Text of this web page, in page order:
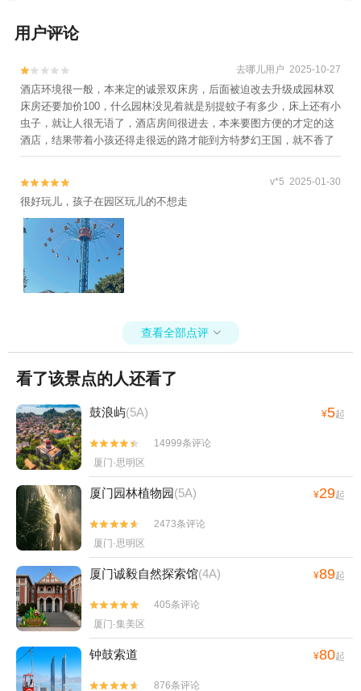
欧乐堡海洋王国乐园+厦门灵玲动物王国+厦
虹沙滩+泉州欧乐堡度假区1日游
用户评论

 去哪儿用户 2025-10-27
酒店环境很一般，本来定的诚景双床房，后面被迫改去升级成园林双
床房还要加价100，什么园林没见着就是别提蚊子有多少，床上还有小
虫子，就让人很无语了，酒店房间很进去，本来要图方便的才定的这
酒店，结果带着小孩还得走很远的路才能到方特梦幻王国，就不香了

 v*5 2025-01-30
很好玩儿，孩子在园区玩儿的不想走
查看全部点评 
看了该景点的人还看了
鼓浪屿(5A) ¥5起


14999条评论
厦门·思明区
厦门园林植物园(5A) ¥29起


2473条评论
厦门·思明区
厦门诚毅自然探索馆(4A) ¥89起


405条评论
厦门·集美区
钟鼓索道 ¥80起

 876条评论